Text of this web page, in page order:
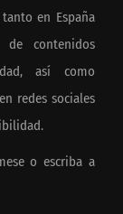
en España
de contenidos
así como
redes sociales
o escriba a